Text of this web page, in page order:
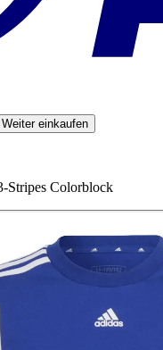
Weiter einkaufen
Stripes Colorblock